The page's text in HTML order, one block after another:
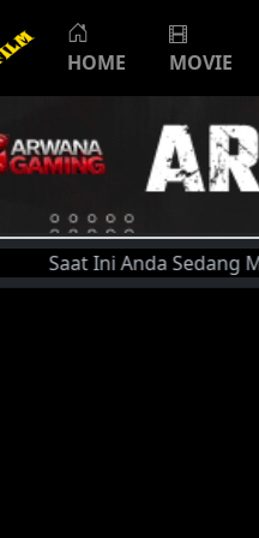
HOME MOVIE
Saat Ini Anda Sedang